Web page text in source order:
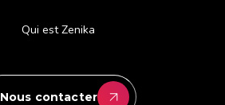
Qui est Zenika
Nous contacter